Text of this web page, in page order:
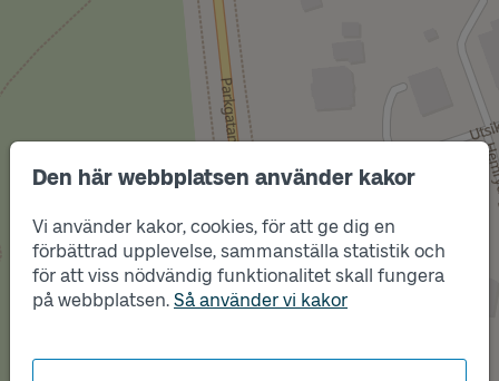
Den här webbplatsen använder kakor
Vi använder kakor, cookies, för att ge dig en
förbättrad upplevelse, sammanställa statistik och
för att viss nödvändig funktionalitet skall fungera
på webbplatsen. Så använder vi kakor
Läge
Läge
B